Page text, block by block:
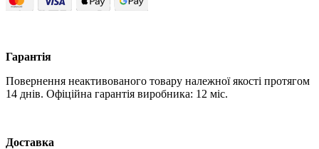
Гарантія
Повернення неактивованого товару належної якості протягом
14 днів. Офіційна гарантія виробника: 12 міс.
Доставка